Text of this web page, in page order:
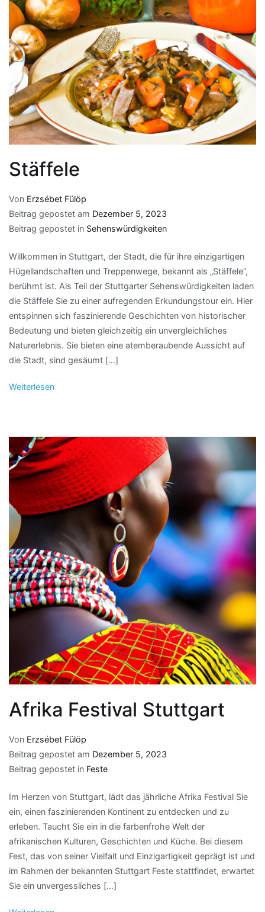
Stäffele
Von Erzsébet Fülöp
Beitrag gepostet am Dezember 5, 2023
Beitrag gepostet in Sehenswürdigkeiten
Willkommen in Stuttgart, der Stadt, die für ihre einzigartigen
Hügellandschaften und Treppenwege, bekannt als „Stäffele“,
berühmt ist. Als Teil der Stuttgarter Sehenswürdigkeiten laden
die Stäffele Sie zu einer aufregenden Erkundungstour ein. Hier
entspinnen sich faszinierende Geschichten von historischer
Bedeutung und bieten gleichzeitig ein unvergleichliches
Naturerlebnis. Sie bieten eine atemberaubende Aussicht auf
die Stadt, sind gesäumt […]
Weiterlesen
Afrika Festival Stuttgart
Von Erzsébet Fülöp
Beitrag gepostet am Dezember 5, 2023
Beitrag gepostet in Feste
Im Herzen von Stuttgart, lädt das jährliche Afrika Festival Sie
ein, einen faszinierenden Kontinent zu entdecken und zu
erleben. Taucht Sie ein in die farbenfrohe Welt der
afrikanischen Kulturen, Geschichten und Küche. Bei diesem
Fest, das von seiner Vielfalt und Einzigartigkeit geprägt ist und
im Rahmen der bekannten Stuttgart Feste stattfindet, erwartet
Sie ein unvergessliches […]